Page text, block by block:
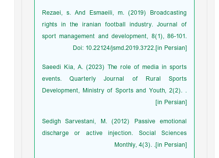
Rezaei, s. And Esmaeili, m. (2019) Broadcasting
rights in the iranian football industry. Journal of
sport management and development, 8(1), 86-101.
Doi: 10.22124/jsmd.2019.3722.[in Persian]
Saeedi Kia, A. (2023) The role of media in sports
events. Quarterly Journal of Rural Sports
Development, Ministry of Sports and Youth, 2(2). .
[in Persian]
Sedigh Sarvestani, M. (2012) Passive emotional
discharge or active injection. Social Sciences
Monthly, 4(3). .[in Persian]